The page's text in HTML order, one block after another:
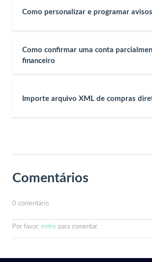
Como personalizar e programar
Como confirmar uma conta
financeiro
Importe arquivo XML de compras
Comentários
0 comentário
Por favor, entre para comentar.